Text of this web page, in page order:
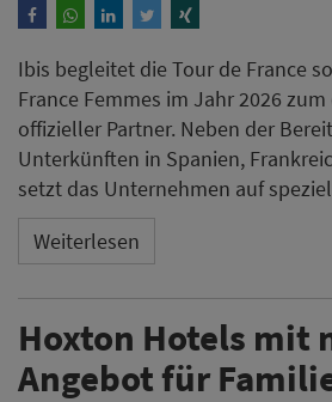
Ibis begleitet die Tour de France
France Femmes im Jahr 2026
offizieller Partner. Neben der
Unterkünften in Spanien,
setzt das Unternehmen auf
Weiterlesen
Hoxton Hotels mit
Angebot für